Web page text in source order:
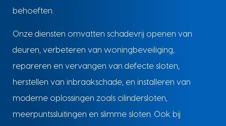
behoeften.
Onze diensten omvatten schadevrij openen van
deuren, verbeteren van woningbeveiliging,
repareren en vervangen van defecte sloten,
herstellen van inbraakschade, en installeren van
moderne oplossingen zoals cilindersloten,
meerpuntssluitingen en slimme sloten. Ook bij